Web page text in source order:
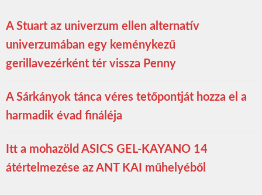
A Stuart az univerzum ellen alternatív
univerzumában egy keménykezű
gerillavezérként tér vissza Penny
A Sárkányok tánca véres tetőpontját hozza el a
harmadik évad fináléja
Itt a mohazöld ASICS GEL-KAYANO 14
átértelmezése az ANT KAI műhelyéből